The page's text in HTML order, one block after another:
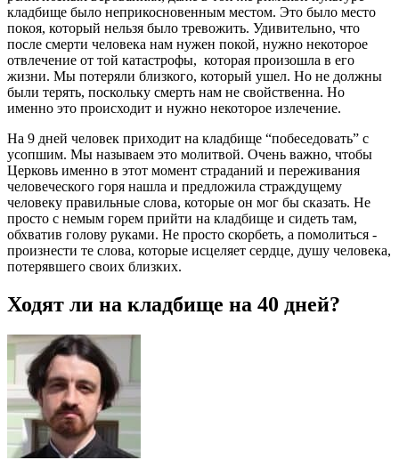
кладбище было неприкосновенным местом. Это было место
покоя, который нельзя было тревожить. Удивительно, что
после смерти человека нам нужен покой, нужно некоторое
отвлечение от той катастрофы, которая произошла в его
жизни. Мы потеряли близкого, который ушел. Но не должны
были терять, поскольку смерть нам не свойственна. Но
именно это происходит и нужно некоторое излечение.
На 9 дней человек приходит на кладбище “побеседовать” с
усопшим. Мы называем это молитвой. Очень важно, чтобы
Церковь именно в этот момент страданий и переживания
человеческого горя нашла и предложила страждущему
человеку правильные слова, которые он мог бы сказать. Не
просто с немым горем прийти на кладбище и сидеть там,
обхватив голову руками. Не просто скорбеть, а помолиться -
произнести те слова, которые исцеляет сердце, душу человека,
потерявшего своих близких.
Ходят ли на кладбище на 40 дней?